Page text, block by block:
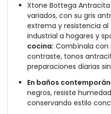
Xtone Bottega
variados, con su gris
extrema y resistencia
industrial a hogares y
cocina: Combínala con
contraste, tonos
preparaciones diarias
En baños
negros, resiste
conservando estilo